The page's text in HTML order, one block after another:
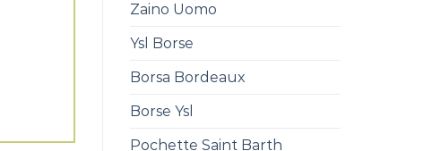
Zaino Uomo
Ysl Borse
Borsa Bordeaux
Borse Ysl
Pochette Saint Barth